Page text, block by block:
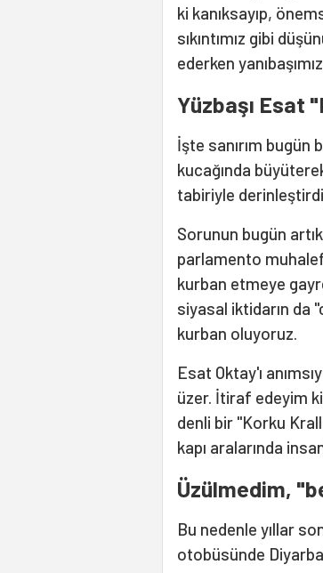
ki kanıksayıp,
sıkıntımız gibi
ederken
Yüzbaşı Esat
İşte sanırım bugün
kucağında
tabiriyle
Sorunun bugün
parlamento
kurban etmeye
siyasal iktidarın da
kurban oluyoruz.
Esat Oktay'ı
üzer. İtiraf edeyim
denli bir "Korku
kapı aralarında
Üzülmedim,
Bu nedenle yıllar
otobüsünde